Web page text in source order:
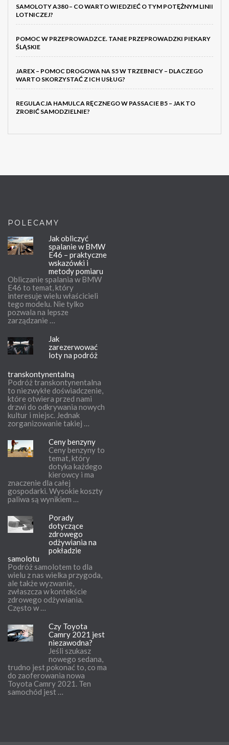
SAMOLOTY A380 – CO WARTO WIEDZIEĆ O TYM POTĘŻNYM LINII
LOTNICZEJ?
POMOC W PRZEPROWADZCE. TANIE PRZEPROWADZKI PIEKARY
ŚLĄSKIE
JAREX – POMOC DROGOWA NA S5 W TRZEBNICY – DLACZEGO
WARTO SKORZYSTAĆ Z ICH USŁUG?
REGULACJA HAMULCA RĘCZNEGO W PASSACIE B5 – JAK TO
ZROBIĆ SAMODZIELNIE?
POLECAMY
Jak obliczyć
spalanie w BMW
E46 – praktyczne
wskazówki i
metody pomiaru
Obliczanie spalania w BMW
E46 to temat, który
interesuje wielu właścicieli
tego modelu. Nie tylko
pozwala na lepsze
zarządzanie …
Jak
zarezerwować
loty na podróż
transkontynentalną
Podróż transkontynentalna
to niezwykłe doświadczenie,
które otwiera przed nami
drzwi do odkrywania nowych
kultur i miejsc. Jednak
zorganizowanie takiej …
Ceny benzyny
Ceny benzyny to
temat, który
dotyka każdego
kierowcy i ma
znaczenie dla całej
gospodarki. Wysokie koszty
paliwa są wynikiem …
Porady
dotyczące
zdrowego
odżywiania na
pokładzie
samolotu
Podróż samolotem to dla
wielu z nas wielka przygoda,
ale także wyzwanie,
zwłaszcza w kontekście
zdrowego odżywiania.
Często w …
Czy Toyota
Camry 2021 jest
niezawodna?
Jeśli szukasz
nowego sedana,
trudno jest pokonać to, co ma
do zaoferowania nowa
Toyota Camry 2021. Ten
samochód jest …